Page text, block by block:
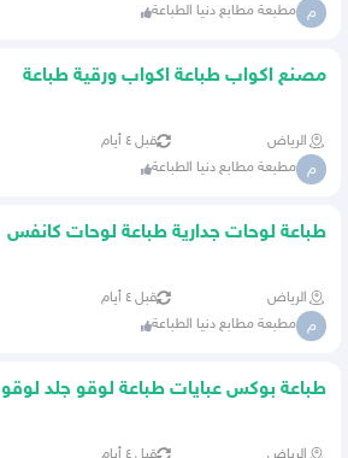
م مطبعة مطابع دنيا الطباعة
مصنع اكواب طباعة اكواب ورقية طباعة
الرياض قبل ٤ أيام
م مطبعة مطابع دنيا الطباعة
طباعة لوحات جدارية طباعة لوحات كانفس
الرياض قبل ٤ أيام
م مطبعة مطابع دنيا الطباعة
طباعة بوكس عبايات طباعة لوقو جلد لوقو
الرياض قبل ٤ أيام